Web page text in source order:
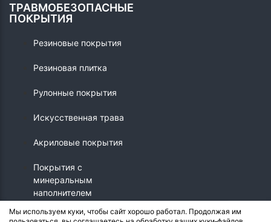
ТРАВМОБЕЗОПАСНЫЕ
ПОКРЫТИЯ
Резиновые покрытия
Резиновая плитка
Рулонные покрытия
Искусственная трава
Акриловые покрытия
Покрытия с
минеральным
наполнителем
Мы используем куки, чтобы сайт хорошо работал. Продолжая им